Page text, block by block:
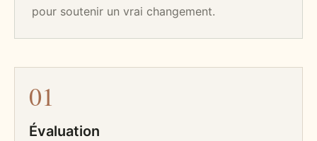
pour soutenir un vrai changement.
01
Évaluation